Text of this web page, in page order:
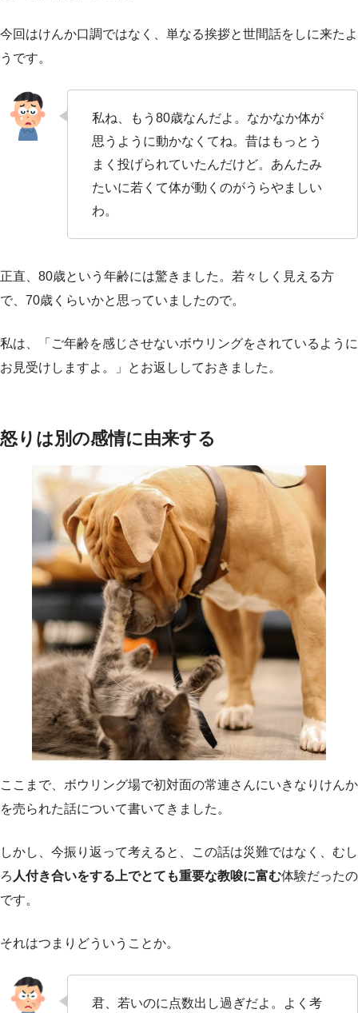
今回はけんか口調ではなく、単なる挨拶と世間話をしに来たよ
うです。
私ね、もう80歳なんだよ。なかなか体が
思うように動かなくてね。昔はもっとう
まく投げられていたんだけど。あんたみ
たいに若くて体が動くのがうらやましい
わ。
正直、80歳という年齢には驚きました。若々しく見える方
で、70歳くらいかと思っていましたので。
私は、「ご年齢を感じさせないボウリングをされているように
お見受けしますよ。」とお返ししておきました。
怒りは別の感情に由来する
ここまで、ボウリング場で初対面の常連さんにいきなりけんか
を売られた話について書いてきました。
しかし、今振り返って考えると、この話は災難ではなく、むし
ろ 人付き合いをする上でとても重要な教唆に富む体験だったの
です。
それはつまりどういうことか。
君、若いのに点数出し過ぎだよ。よく考